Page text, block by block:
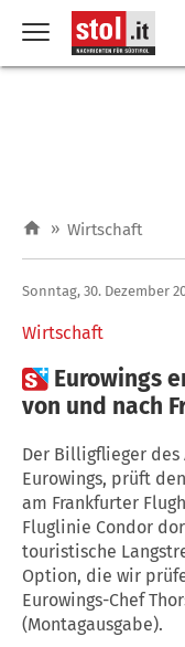
» Wirtschaft
Wirtschaft
Sonntag, 30. Dezember
 Eurowings
von und nach
Der Billigflieger des
Eurowings, prüft
am Frankfurter
Fluglinie Condor
touristische
Option, die wir
Eurowings-Chef
(Montagausgabe).